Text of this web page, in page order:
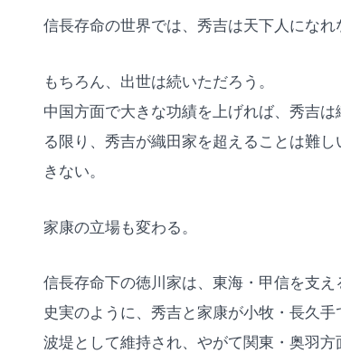
信長存命の世界では、秀吉は天下人になれ
もちろん、出世は続いただろう。
中国方面で大きな功績を上げれば、秀吉
る限り、秀吉が織田家を超えることは難
きない。
家康の立場も変わる。
信長存命下の徳川家は、東海・甲信を支
史実のように、秀吉と家康が小牧・長久
波堤として維持され、やがて関東・奥羽方